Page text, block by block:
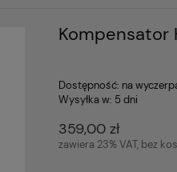
Kompensator
Dostępność: na
Wysyłka w: 5 dni
359,00 zł
zawiera 23% VAT, bez